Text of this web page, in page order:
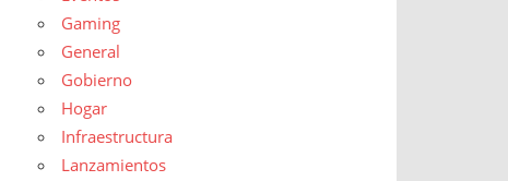
Gaming
General
Gobierno
Hogar
Infraestructura
Lanzamientos